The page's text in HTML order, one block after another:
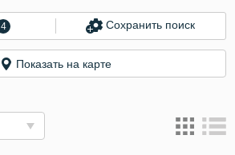
4 Сохранить поиск
Показать на карте